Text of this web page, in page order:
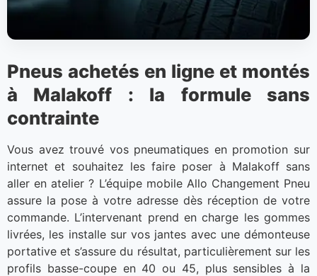
Pneus achetés en ligne et montés
à Malakoff : la formule sans
contrainte
Vous avez trouvé vos pneumatiques en promotion sur
internet et souhaitez les faire poser à Malakoff sans
aller en atelier ? L’équipe mobile Allo Changement Pneu
assure la pose à votre adresse dès réception de votre
commande. L’intervenant prend en charge les gommes
livrées, les installe sur vos jantes avec une démonteuse
portative et s’assure du résultat, particulièrement sur les
profils basse-coupe en 40 ou 45, plus sensibles à la